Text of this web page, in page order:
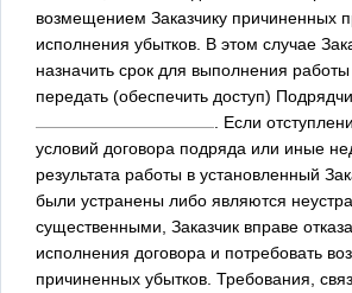
возмещением Заказчику причиненных
исполнения убытков. В этом случае
назначить срок для выполнения
передать (обеспечить доступ)
. Если
условий договора подряда или иные
результата работы в установленный
были устранены либо являются
существенными, Заказчик вправе
исполнения договора и потребовать
причиненных убытков. Требования,